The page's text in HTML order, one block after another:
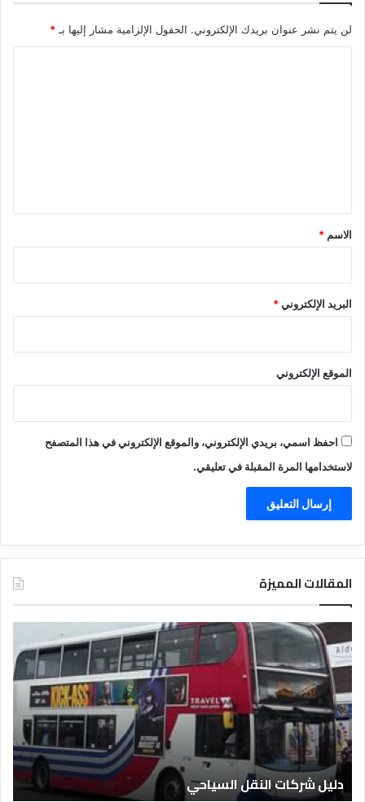
لن يتم نشر عنوان بريدك الإلكتروني. الحقول الإلزامية مشار إليها بـ *
*
الاسم *
البريد الإلكتروني*
الموقع الإلكتروني
احفظ اسمي، بريدي الإلكتروني، والموقع الإلكتروني في هذا المتصفح
لاستخدامها المرة المقبلة في تعليقي.
المقالات المميزة
ل
ي
ش
ر
ك
ا
ت
دليل شركات النقل السياحي